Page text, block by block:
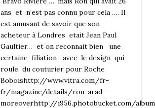
ans et n’est pas connu pour cela …. Il
est amusant de savoir que son
acheteur à Londres etait Jean Paul
Gaultier… et on reconnait bien une
certaine filiation avec le design qui
roule du couturier pour Roche
Boboishttp://www.vitra.com/fr-
fr/magazine/details/ron-arad-
moreoverhttp://i956.photobucket.com/